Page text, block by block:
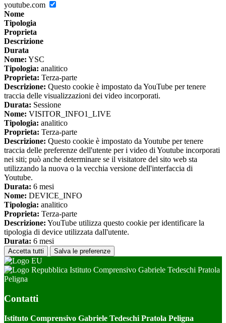
youtube.com
Nome
Tipologia
Proprieta
Descrizione
Durata
Nome: YSC
Tipologia: analitico
Proprieta: Terza-parte
Descrizione: Questo cookie è impostato da YouTube per tenere
traccia delle visualizzazioni dei video incorporati.
Durata: Sessione
Nome: VISITOR_INFO1_LIVE
Tipologia: analitico
Proprieta: Terza-parte
Descrizione: Questo cookie è impostato da Youtube per tenere
traccia delle preferenze dell'utente per i video di Youtube incorporati
nei siti; può anche determinare se il visitatore del sito web sta
utilizzando la nuova o la vecchia versione dell'interfaccia di
Youtube.
Durata: 6 mesi
Nome: DEVICE_INFO
Tipologia: analitico
Proprieta: Terza-parte
Descrizione: YouTube utilizza questo cookie per identificare la
tipologia di device utilizzata dall'utente.
Durata: 6 mesi
Accetta tutti Salva le preferenze
Istituto Comprensivo Gabriele Tedeschi Pratola
Peligna
Contatti
Istituto Comprensivo Gabriele Tedeschi Pratola Peligna